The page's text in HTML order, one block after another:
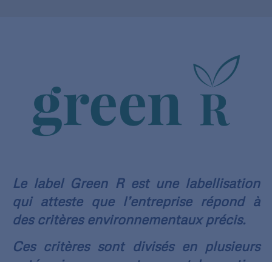
Le label Green R est une labellisation
qui atteste que l’entreprise répond à
des critères environnementaux précis.
Ces critères sont divisés en plusieurs